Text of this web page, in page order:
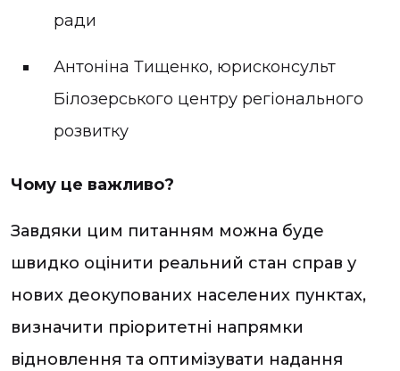
ради
Антоніна Тищенко, юрисконсульт
Білозерського центру регіонального
розвитку
Чому це важливо?
Завдяки цим питанням можна буде
швидко оцінити реальний стан справ у
нових деокупованих населених пунктах,
визначити пріоритетні напрямки
відновлення та оптимізувати надання